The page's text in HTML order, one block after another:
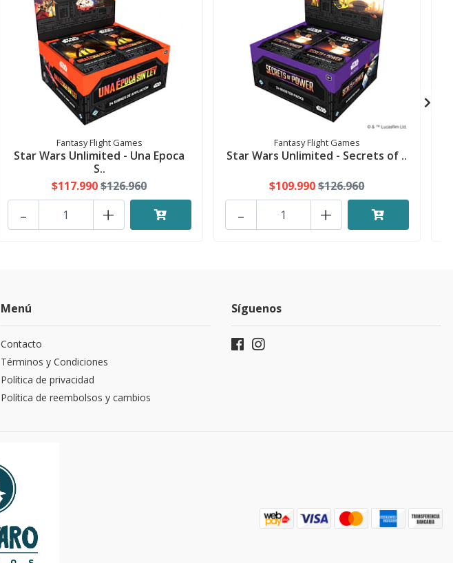
Fantasy Flight Games
Star Wars Unlimited - Una Epoca
S..
$117.990$126.960
+
-
Fantasy Flight Games
Star Wars Unlimited - Secrets of ..
$109.990$126.960
+
-
Menú
Contacto
Términos y Condiciones
Política de privacidad
Política de reembolsos y cambios
Síguenos